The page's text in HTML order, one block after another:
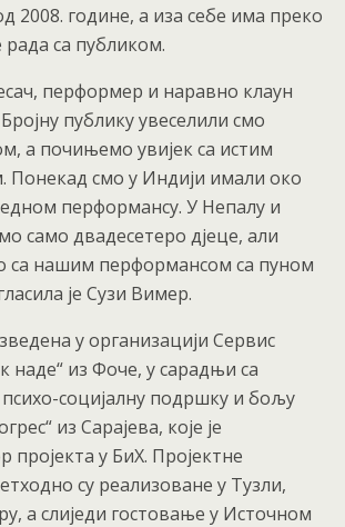
2008. године, а иза себе има преко
рада са публиком.
перформер и наравно клаун
публику увеселили смо
а почињемо увијек са истим
Понекад смо у Индији имали око
перформансу. У Непалу и
само двадесетеро дјеце, али
са нашим перформансом са пуном
је Сузи Вимер.
у организацији Сервис
наде“ из Фоче, у сарадњи са
социјалну подршку и бољу
из Сарајева, које је
пројекта у БиХ. Пројектне
су реализоване у Тузли,
а слиједи гостовање у Источном